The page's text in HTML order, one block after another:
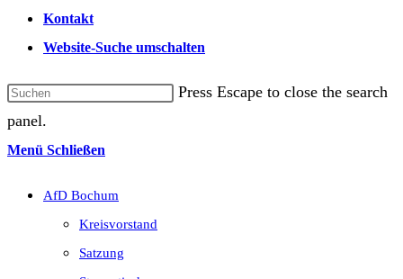
Kontakt
Website-Suche umschalten
Press Escape to close the search
panel.
Menü Schließen
AfD Bochum
Kreisvorstand
Satzung